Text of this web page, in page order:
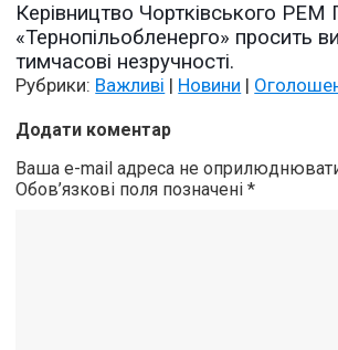
Керівництво Чортківського РЕМ
«Тернопільобленерго» просить
тимчасові незручності.
Рубрики: Важливі | Новини |
Додати коментар
Ваша e-mail адреса не
Обов’язкові поля позначені*